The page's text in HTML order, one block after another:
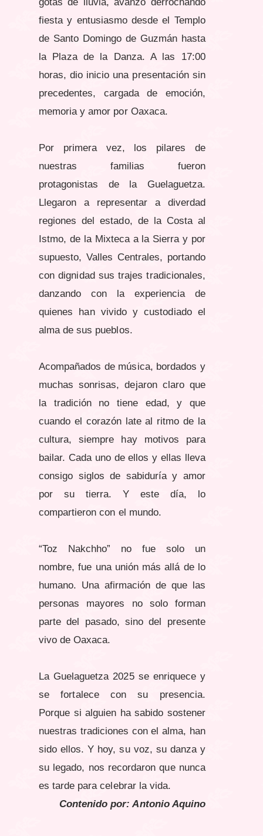
fiesta y entusiasmo desde el Templo
de Santo Domingo de Guzmán hasta
la Plaza de la Danza. A las 17:00
horas, dio inicio una presentación sin
precedentes, cargada de emoción,
memoria y amor por Oaxaca.
Por primera vez, los pilares de
nuestras familias fueron
protagonistas de la Guelaguetza.
Llegaron a representar a diverdad
regiones del estado, de la Costa al
Istmo, de la Mixteca a la Sierra y por
supuesto, Valles Centrales, portando
con dignidad sus trajes tradicionales,
danzando con la experiencia de
quienes han vivido y custodiado el
alma de sus pueblos.
Acompañados de música, bordados y
muchas sonrisas, dejaron claro que
la tradición no tiene edad, y que
cuando el corazón late al ritmo de la
cultura, siempre hay motivos para
bailar. Cada uno de ellos y ellas lleva
consigo siglos de sabiduría y amor
por su tierra. Y este día, lo
compartieron con el mundo.
“Toz Nakchho” no fue solo un
nombre, fue una unión más allá de lo
humano. Una afirmación de que las
personas mayores no solo forman
parte del pasado, sino del presente
vivo de Oaxaca.
La Guelaguetza 2025 se enriquece y
se fortalece con su presencia.
Porque si alguien ha sabido sostener
nuestras tradiciones con el alma, han
sido ellos.Y hoy, su voz, su danza y
su legado, nos recordaron que nunca
es tarde para celebrar la vida.
Contenido por: Antonio Aquino